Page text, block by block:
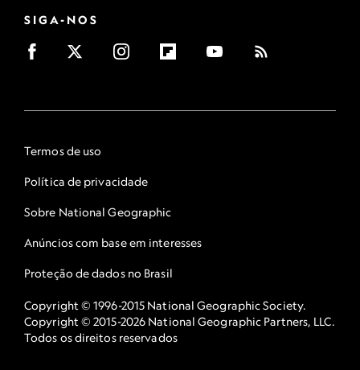
SIGA-NOS
Termos de uso
Política de privacidade
Sobre National Geographic
Anúncios com base em interesses
Proteção de dados no Brasil
Copyright © 1996-2015 National Geographic Society.
Copyright © 2015-2026 National Geographic Partners, LLC.
Todos os direitos reservados